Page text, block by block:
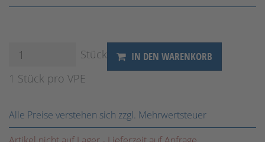
Stück IN DEN WARENKORB
1 Stück pro VPE
Alle Preise verstehen sich zzgl. Mehrwertsteuer